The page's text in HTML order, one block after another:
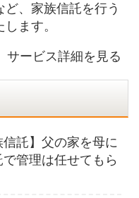
、家族信託を行う
ます。
サービス詳細を見る
信託】父の家を母に
管理は任せてもら